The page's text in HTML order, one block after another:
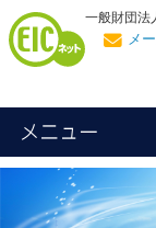
一般財団法
メ
メニュー